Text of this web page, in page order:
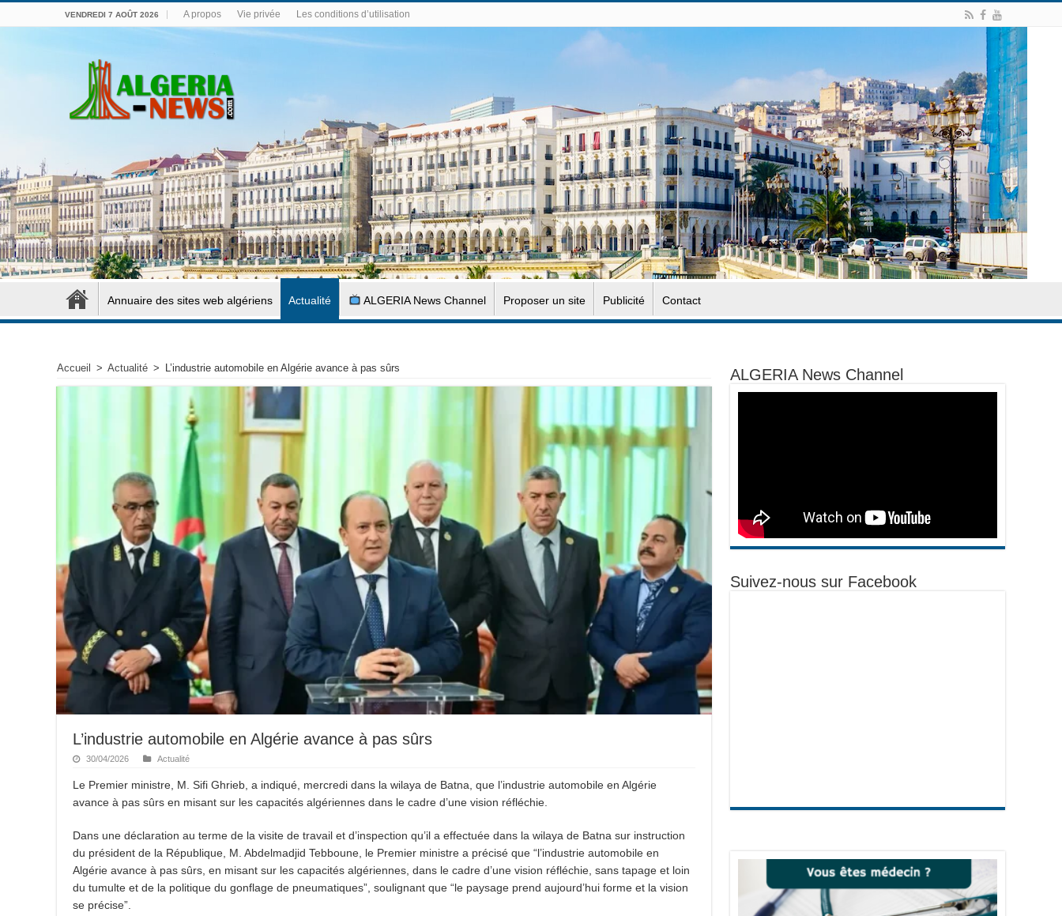
VENDREDI 7 AOÛT 2026 A propos Vie privée Les conditions d’utilisation
Annuaire des sites web algériens Actualité ALGERIA News Channel Proposer un site Publicité Contact
Accueil > Actualité > L’industrie automobile en Algérie avance à pas sûrs
L’industrie automobile en Algérie avance à pas sûrs
30/04/2026 Actualité
Le Premier ministre, M. Sifi Ghrieb, a indiqué, mercredi dans la wilaya de Batna, que l’industrie automobile en Algérie
avance à pas sûrs en misant sur les capacités algériennes dans le cadre d’une vision réfléchie.
Dans une déclaration au terme de la visite de travail et d’inspection qu’il a effectuée dans la wilaya de Batna sur instruction
du président de la République, M. Abdelmadjid Tebboune, le Premier ministre a précisé que “l’industrie automobile en
Algérie avance à pas sûrs, en misant sur les capacités algériennes, dans le cadre d’une vision réfléchie, sans tapage et loin
du tumulte et de la politique du gonflage de pneumatiques”, soulignant que “le paysage prend aujourd’hui forme et la vision
se précise”.
ALGERIA News Channel
Suivez-nous sur Facebook